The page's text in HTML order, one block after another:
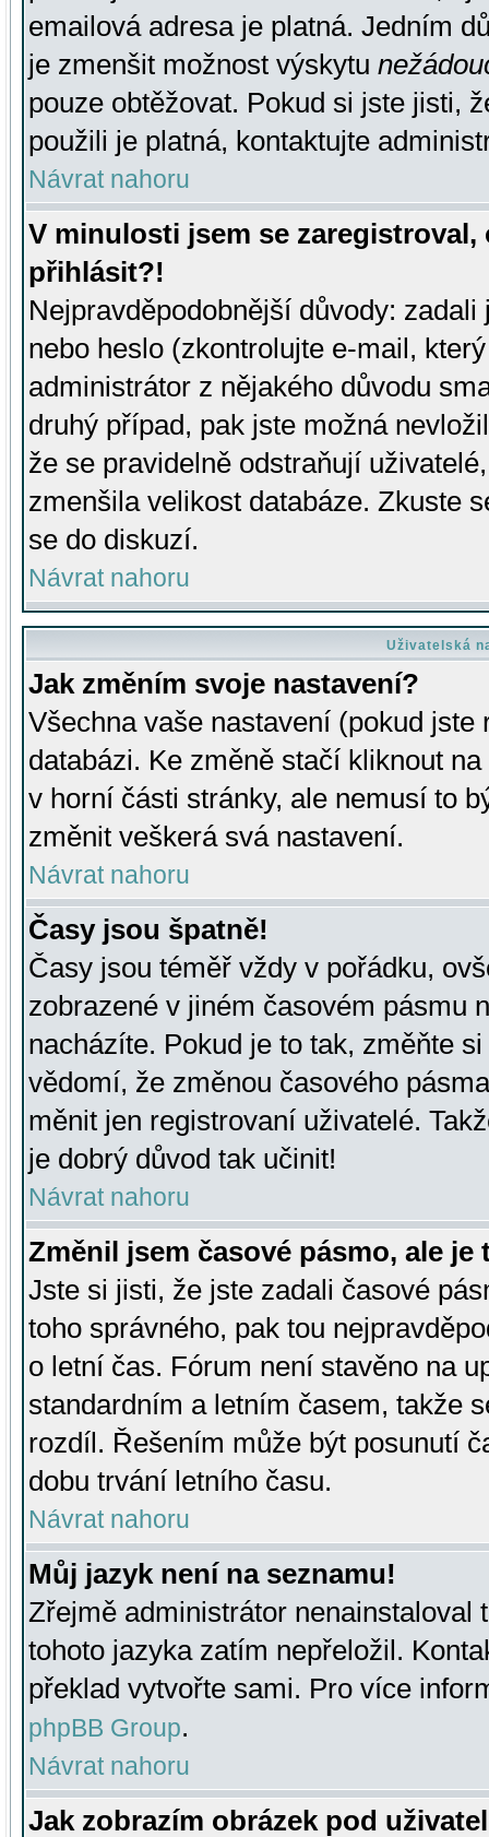
emailová adresa je platná. Jedním
je zmenšit možnost výskytu
pouze obtěžovat. Pokud si jste jisti,
použili je platná, kontaktujte
Návrat nahoru
V minulosti jsem se
přihlásit?!
Nejpravděpodobnější důvody:
nebo heslo (zkontrolujte e-mail,
administrátor z nějakého důvodu
druhý případ, pak jste možná
že se pravidelně odstraňují
zmenšila velikost databáze. Zkuste
se do diskuzí.
Návrat nahoru
Uživatelská
Jak změním svoje nastavení?
Všechna vaše nastavení (pokud
databázi. Ke změně stačí kliknout
v horní části stránky, ale nemusí to
změnit veškerá svá nastavení.
Návrat nahoru
Časy jsou špatně!
Časy jsou téměř vždy v pořádku,
zobrazené v jiném časovém pásmu
nacházíte. Pokud je to tak, změňte
vědomí, že změnou časového
měnit jen registrovaní uživatelé.
je dobrý důvod tak učinit!
Návrat nahoru
Změnil jsem časové pásmo, ale je
Jste si jisti, že jste zadali časové
toho správného, pak tou
o letní čas. Fórum není stavěno na
standardním a letním časem, takže
rozdíl. Řešením může být posunutí
dobu trvání letního času.
Návrat nahoru
Můj jazyk není na seznamu!
Zřejmě administrátor nenainstaloval
tohoto jazyka zatím nepřeložil.
překlad vytvořte sami. Pro více
phpBB Group.
Návrat nahoru
Jak zobrazím obrázek pod